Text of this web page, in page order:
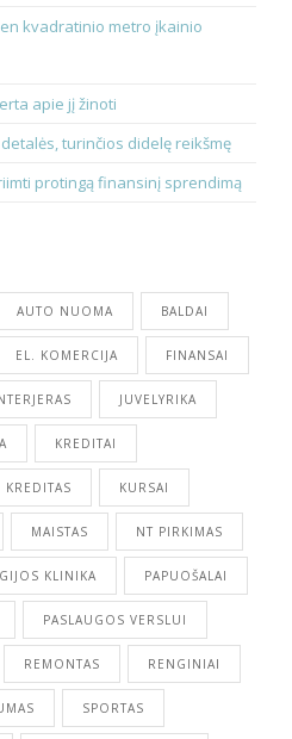
kvadratinio metro įkainio
apie jį žinoti
turinčios didelę reikšmę
protingą finansinį sprendimą
AUTO NUOMA BALDAI
EL. KOMERCIJA FINANSAI
JUVELYRIKA
KREDITAI
KREDITAS KURSAI
MAISTAS NT PIRKIMAS
KLINIKA PAPUOŠALAI
PASLAUGOS VERSLUI
REMONTAS RENGINIAI
SPORTAS